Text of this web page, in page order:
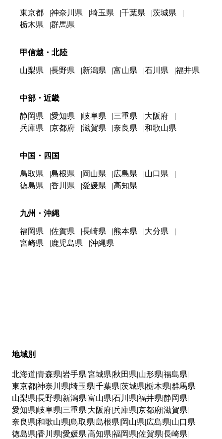
東京都 神奈川県 埼玉県 千葉県
茨城県
栃木県
群馬県
甲信越・北陸
山梨県 長野県 新潟県 富山県 石川県 福井県
中部・近畿
静岡県 愛知県 岐阜県 三重県
大阪府
兵庫県
京都府 滋賀県 奈良県 和歌山県
中国・四国
鳥取県 島根県 岡山県 広島県
山口県
徳島県
香川県 愛媛県 高知県
九州・沖縄
福岡県 佐賀県 長崎県 熊本県
大分県
宮崎県
鹿児島県 沖縄県
地域別
北海道 青森県 岩手県 宮城県 秋田県 山形県 福島県
東京都神奈川県 埼玉県 千葉県 茨城県 栃木県 群馬県
山梨県 長野県 新潟県 富山県 石川県 福井県 静岡県
愛知県 岐阜県 三重県 大阪府兵庫県 京都府滋賀県
奈良県 和歌山県 鳥取県 島根県 岡山県 広島県 山口県
徳島県 香川県 愛媛県 高知県 福岡県 佐賀県 長崎県